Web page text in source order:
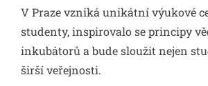
V Praze vzniká unikátní výukové
studenty, inspirovalo se principy
inkubátorů a bude sloužit nejen
širší veřejnosti.